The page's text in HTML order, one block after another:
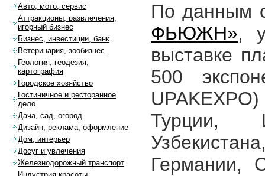
По данным
ФЬЮЖН»,
выставке
500
Турции,
Германии,
Авто, мото, сервис
Аттракционы, развлечения,
игорный бизнес
Бизнес, инвестиции, банк
Ветеринария, зообизнес
Геология, геодезия,
картография
Городское хозяйство
Гостиничное и ресторанное
дело
Дача, сад, огород
Дизайн, реклама, оформление
Дом, интерьер
Досуг и увлечения
Железнодорожный транспорт